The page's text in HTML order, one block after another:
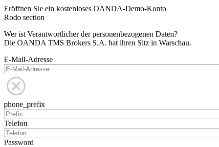
Eröffnen Sie ein kostenloses OANDA-Demo-Konto
Rodo section
Wer ist Verantwortlicher der personenbezogenen Daten?
Die OANDA TMS Brokers S.A. hat ihren Sitz in Warschau.
E-Mail-Adresse
phone_prefix
Telefon
Password